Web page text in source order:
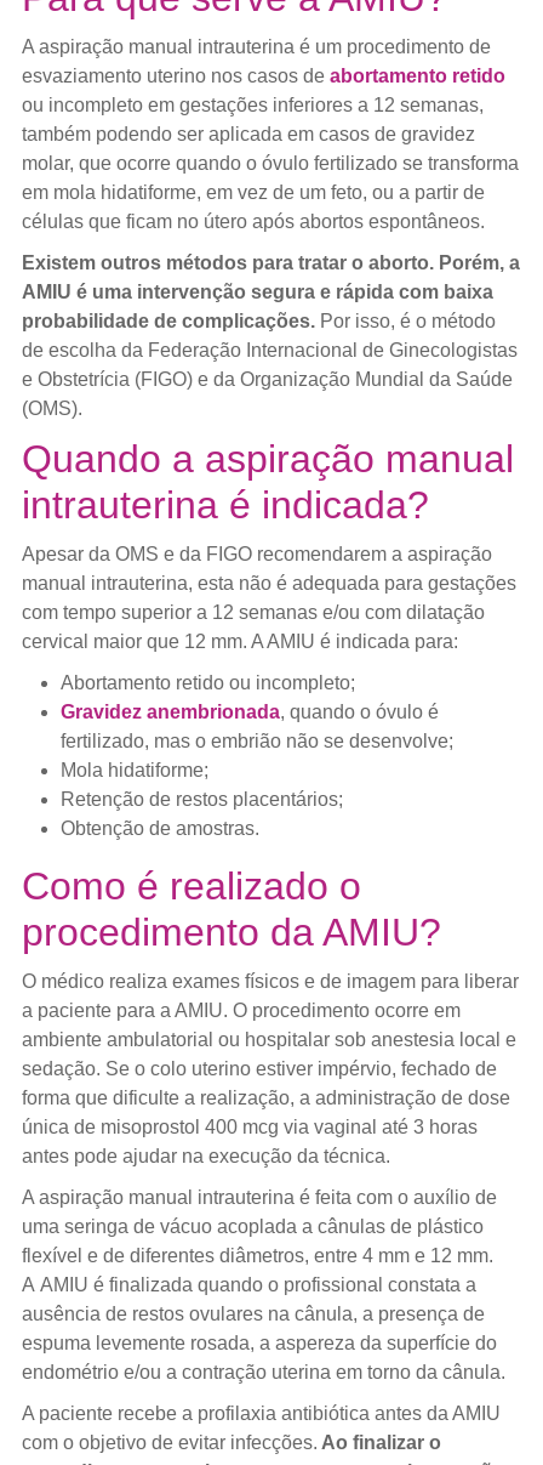
A aspiração manual intrauterina é um procedimento de
esvaziamento uterino nos casos de abortamento retido
ou incompleto em gestações inferiores a 12 semanas,
também podendo ser aplicada em casos de gravidez
molar, que ocorre quando o óvulo fertilizado se transforma
em mola hidatiforme, em vez de um feto, ou a partir de
células que ficam no útero após abortos espontâneos.
Existem outros métodos para tratar o aborto. Porém, a
AMIU é uma intervenção segura e rápida com baixa
probabilidade de complicações.Por isso, é o método
de escolha da Federação Internacional de Ginecologistas
e Obstetrícia (FIGO) e da Organização Mundial da Saúde
(OMS).
Quando a aspiração manual
intrauterina é indicada?
Apesar da OMS e da FIGO recomendarem a aspiração
manual intrauterina, esta não é adequada para gestações
com tempo superior a 12 semanas e/ou com dilatação
cervical maior que 12 mm. A AMIU é indicada para:
Abortamento retido ou incompleto;
Gravidez anembrionada, quando o óvulo é
fertilizado, mas o embrião não se desenvolve;
Mola hidatiforme;
Retenção de restos placentários;
Obtenção de amostras.
Como é realizado o
procedimento da AMIU?
O médico realiza exames físicos e de imagem para liberar
a paciente para a AMIU. O procedimento ocorre em
ambiente ambulatorial ou hospitalar sob anestesia local e
sedação. Se o colo uterino estiver impérvio, fechado de
forma que dificulte a realização, a administração de dose
única de misoprostol 400 mcg via vaginal até 3 horas
antes pode ajudar na execução da técnica.
A aspiração manual intrauterina é feita com o auxílio de
uma seringa de vácuo acoplada a cânulas de plástico
flexível e de diferentes diâmetros, entre 4 mm e 12 mm.
A AMIU é finalizada quando o profissional constata a
ausência de restos ovulares na cânula, a presença de
espuma levemente rosada, a aspereza da superfície do
endométrio e/ou a contração uterina em torno da cânula.
A paciente recebe a profilaxia antibiótica antes da AMIU
com o objetivo de evitar infecções. Ao finalizar o